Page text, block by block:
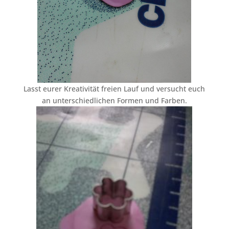
Lasst eurer Kreativität freien Lauf und versucht euch
an unterschiedlichen Formen und Farben.